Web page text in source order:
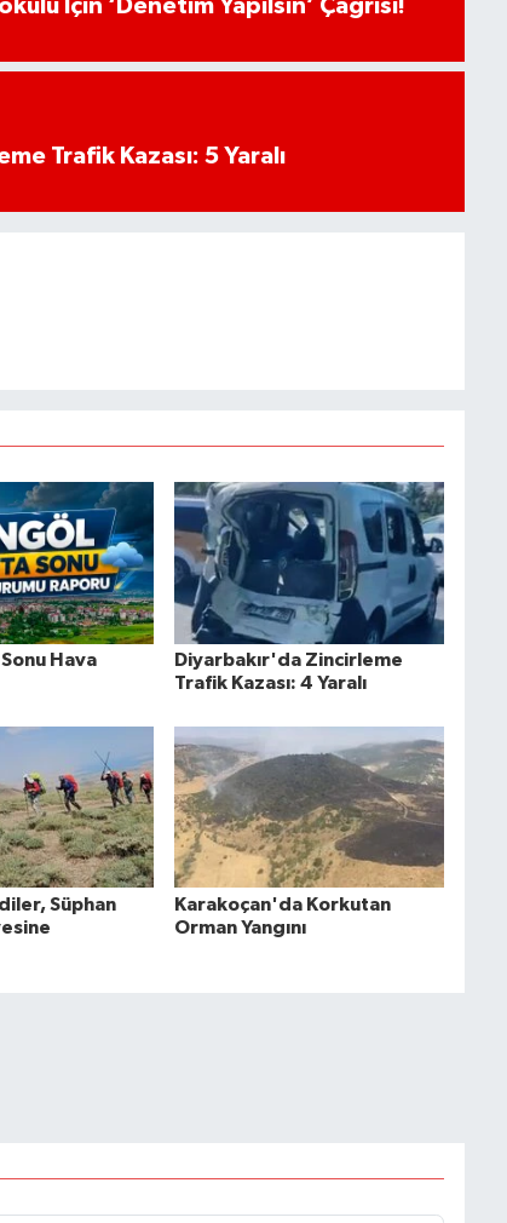
İçin ‘Denetim Yapılsın’ Çağrısı!
Trafik Kazası: 5 Yaralı
Hava
Diyarbakır'da Zincirleme
Trafik Kazası: 4 Yaralı
Süphan
Karakoçan'da Korkutan
Orman Yangını